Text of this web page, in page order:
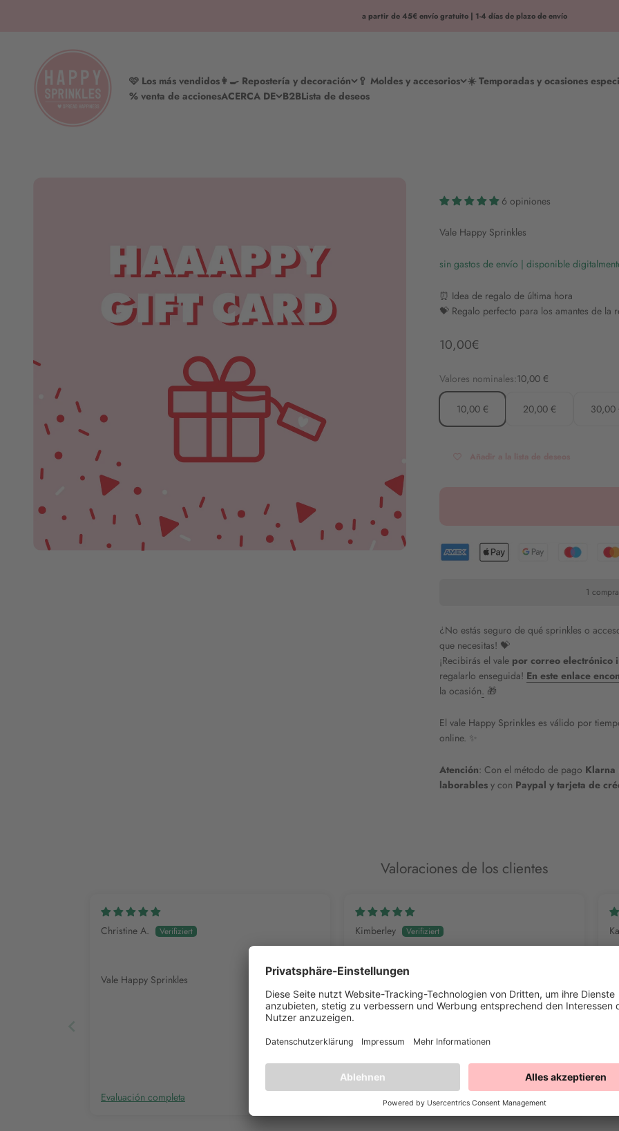
a partir de 45€ envío gratuito | 1-4 días de plazo de envío
🩷 Los más vendidos👩‍🍳 Repostería y decoración 🥄 Moldes y accesorios ☀️ Temporadas y ocasiones
% venta de accionesACERCA DE B2BLista de deseos
HAPPY SPRINKLES | D2C
6 opiniones
Vale Happy Sprinkles
sin gastos de envío | disponible
⏰ Idea de regalo de última hora
💝 Regalo perfecto para los amantes de la
Angebot
10,00€
Valores nominales:10,00 €
10,00 € 20,00 € 30,00
1
¿No estás seguro de qué sprinkles o
que necesitas! 💝
¡Recibirás el vale por correo electrónico
regalarlo enseguida! En este enlace
la ocasión. 🎁
El vale Happy Sprinkles es válido por
online. ✨
Atención: Con el método de pago Klarna
laborables y con Paypal y tarjeta de
Valoraciones de los clientes
Christine A.
Vale Happy Sprinkles
Evaluación completa
Kimberley
Con un vale nunca te puedes equivocar.
Evaluación completa